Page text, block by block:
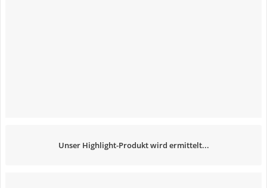
Unser Highlight-Produkt wird ermittelt...